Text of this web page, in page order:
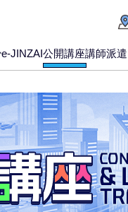
e-JINZAI公開講座講師派遣